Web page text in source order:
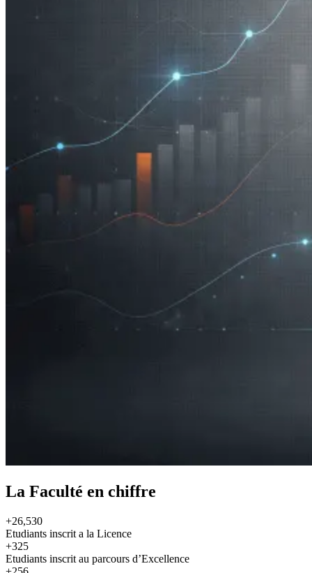
La Faculté en chiffre
+26,530
Etudiants inscrit a la Licence
+325
Etudiants inscrit au parcours d’Excellence